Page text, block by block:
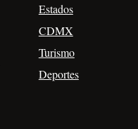
Estados
CDMX
Turismo
Deportes